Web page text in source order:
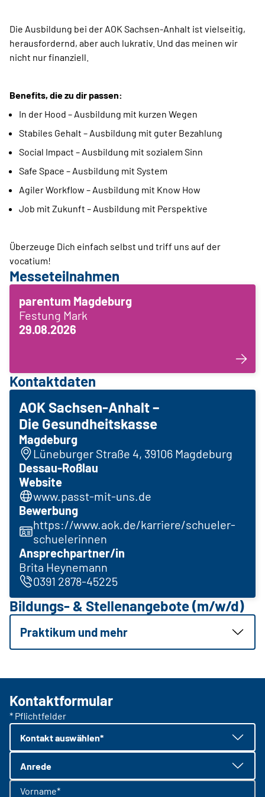
Die Ausbildung bei der AOK Sachsen-Anhalt ist vielseitig,
herausfordernd, aber auch lukrativ. Und das meinen wir
nicht nur finanziell.
Benefits, die zu dir passen:
In der Hood – Ausbildung mit kurzen Wegen
Stabiles Gehalt – Ausbildung mit guter Bezahlung
Social Impact – Ausbildung mit sozialem Sinn
Safe Space – Ausbildung mit System
Agiler Workflow – Ausbildung mit Know How
Job mit Zukunft – Ausbildung mit Perspektive
Überzeuge Dich einfach selbst und triff uns auf der
vocatium!
Messeteilnahmen
parentum Magdeburg
Festung Mark
29.08.2026
Kontaktdaten
AOK Sachsen-Anhalt –
Die Gesundheitskasse
Magdeburg
Lüneburger Straße 4, 39106 Magdeburg
Dessau-Roßlau
Website
www.passt-mit-uns.de
Bewerbung
https://www.aok.de/karriere/schueler-
schuelerinnen
Ansprechpartner/in
Brita Heynemann
0391 2878-45225
Bildungs- & Stellenangebote (m/w/d)
Praktikum und mehr
Kontaktformular
* Pflichtfelder
Kontakt auswählen*
Anrede
Vorname*